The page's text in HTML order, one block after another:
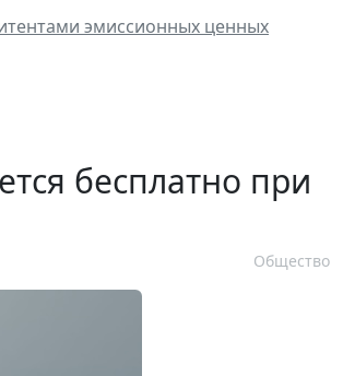
эмиссионных ценных
бесплатно при
Общество